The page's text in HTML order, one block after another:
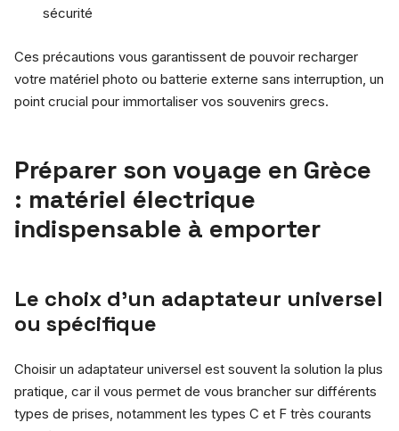
sécurité
Ces précautions vous garantissent de pouvoir recharger
votre matériel photo ou batterie externe sans interruption, un
point crucial pour immortaliser vos souvenirs grecs.
Préparer son voyage en Grèce
: matériel électrique
indispensable à emporter
Le choix d’un adaptateur universel
ou spécifique
Choisir un adaptateur universel est souvent la solution la plus
pratique, car il vous permet de vous brancher sur différents
types de prises, notamment les types C et F très courants